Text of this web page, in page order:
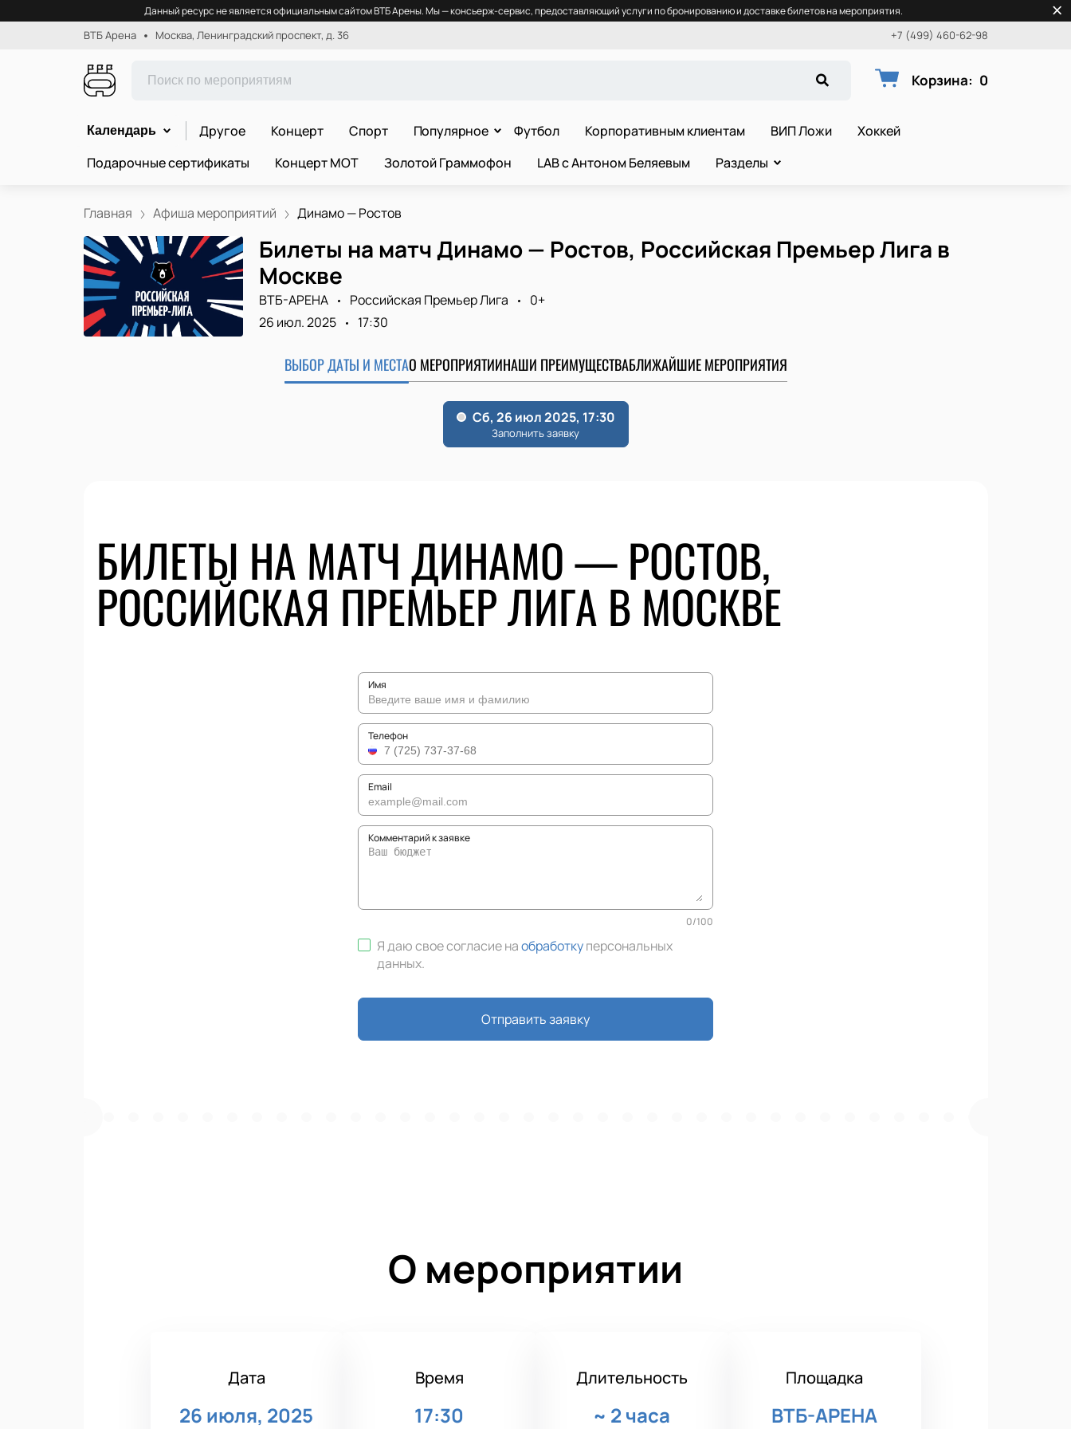
Данный ресурс не является официальным сайтом ВТБ Арены. Мы — консьерж-сервис, предоставляющий услуги по бронированию и доставке билетов на мероприятия.
ВТБ Арена Москва, Ленинградский проспект, д. 36 +7 (499) 460-62-98
Корзина: 0
Календарь Другое Концерт Спорт Популярное Футбол Корпоративным клиентам ВИП Ложи
Хоккей
Подарочные сертификаты
Концерт МОТ Золотой Граммофон LAB с Антоном Беляевым Разделы
Главная Афиша мероприятий Динамо — Ростов
Билеты на матч Динамо — Ростов, Российская Премьер Лига в
Москве
ВТБ-АРЕНА Российская Премьер Лига
0+
26 июл. 2025
17:30
ВЫБОР ДАТЫ И МЕСТАО МЕРОПРИЯТИИНАШИ ПРЕИМУЩЕСТВАБЛИЖАЙШИЕ МЕРОПРИЯТИЯ
БИЛЕТЫ НА МАТЧ ДИНАМО — РОСТОВ,
РОССИЙСКАЯ ПРЕМЬЕР ЛИГА В МОСКВЕ
Имя
Телефон
Email
Комментарий к заявке
0/100
Я даю свое согласие наобработкуперсональных
данных.
Отправить заявку
О мероприятии
Дата
26 июля, 2025
Время
17:30
Длительность
~ 2 часа
Площадка
ВТБ-АРЕНА